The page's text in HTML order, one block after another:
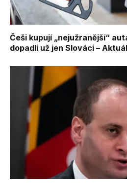
Češi kupují „nejužranější“
dopadli už jen Slováci –